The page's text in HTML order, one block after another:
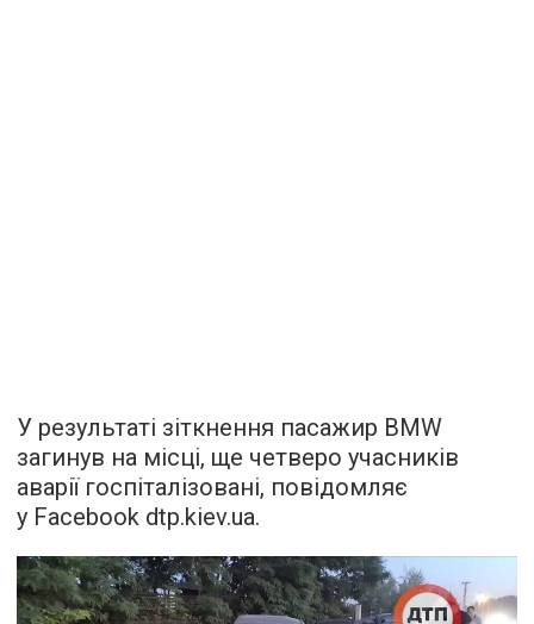
У результаті зіткнення пасажир BMW
загинув на місці, ще четверо учасників
аварії госпіталізовані, повідомляє
у Facebook dtp.kiev.ua.